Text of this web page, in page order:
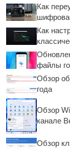
Как
Как
файлы
Обзор
года
Обзор
канале
Обзор